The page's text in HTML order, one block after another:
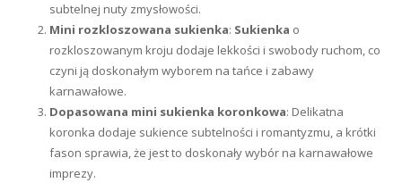
subtelnej nuty zmysłowości.
Mini rozkloszowana sukienka: Sukienka o
rozkloszowanym kroju dodaje lekkości i swobody ruchom, co
czyni ją doskonałym wyborem na tańce i zabawy
karnawałowe.
Dopasowana mini sukienka koronkowa: Delikatna
koronka dodaje sukience subtelności i romantyzmu, a krótki
fason sprawia, że jest to doskonały wybór na karnawałowe
imprezy.